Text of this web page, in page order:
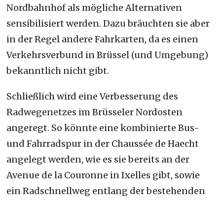
Nordbahnhof als mögliche Alternativen
sensibilisiert werden. Dazu bräuchten sie aber
in der Regel andere Fahrkarten, da es einen
Verkehrsverbund in Brüssel (und Umgebung)
bekanntlich nicht gibt.
Schließlich wird eine Verbesserung des
Radwegenetzes im Brüsseler Nordosten
angeregt. So könnte eine kombinierte Bus-
und Fahrradspur in der Chaussée de Haecht
angelegt werden, wie es sie bereits an der
Avenue de la Couronne in Ixelles gibt, sowie
ein Radschnellweg entlang der bestehenden